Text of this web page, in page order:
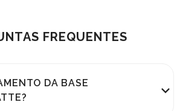
FREQUENTES
DA BASE